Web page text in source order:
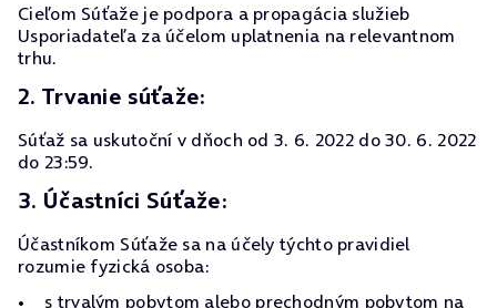
Cieľom Súťaže je podpora a propagácia služieb
Usporiadateľa za účelom uplatnenia na relevantnom
trhu.
2. Trvanie súťaže:
Súťaž sa uskutoční v dňoch od 3. 6. 2022 do 30. 6. 2022
do 23:59.
3. Účastníci Súťaže:
Účastníkom Súťaže sa na účely týchto pravidiel
rozumie fyzická osoba:
s trvalým pobytom alebo prechodným pobytom na